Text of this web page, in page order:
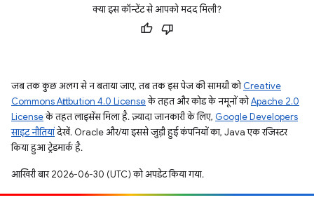
क्या इस कॉन्टेंट से आपको मदद मिली?
जब तक कुछ अलग से न बताया जाए, तब तक इस पेज की सामग्री कोCreative
Commons Attribution 4.0 Licenseके तहत और कोड के नमूनों कोApache 2.0
Licenseके तहत लाइसेंस मिला है. ज़्यादा जानकारी के लिए, Google Developers
साइट नीतियांदेखें. Oracle और/या इससे जुड़ी हुई कंपनियों का, Java एक रजिस्टर
किया हुआ ट्रेडमार्क है.
आखिरी बार 2026-06-30 (UTC) को अपडेट किया गया.